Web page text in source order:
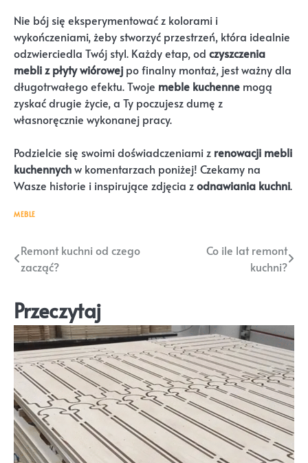
Nie bój się eksperymentować z kolorami i
wykończeniami, żeby stworzyć przestrzeń, która idealnie
odzwierciedla Twój styl. Każdy etap, od czyszczenia
mebli z płyty wiórowej po finalny montaż, jest ważny dla
długotrwałego efektu. Twoje meble kuchenne mogą
zyskać drugie życie, a Ty poczujesz dumę z
własnoręcznie wykonanej pracy.
Podzielcie się swoimi doświadczeniami z renowacji mebli
kuchennychw komentarzach poniżej! Czekamy na
Wasze historie i inspirujące zdjęcia zodnawiania kuchni.
MEBLE
Nawigacja
wpisu
Remont kuchni od czego
zacząć?
Co ile lat remont
kuchni?
Przeczytaj